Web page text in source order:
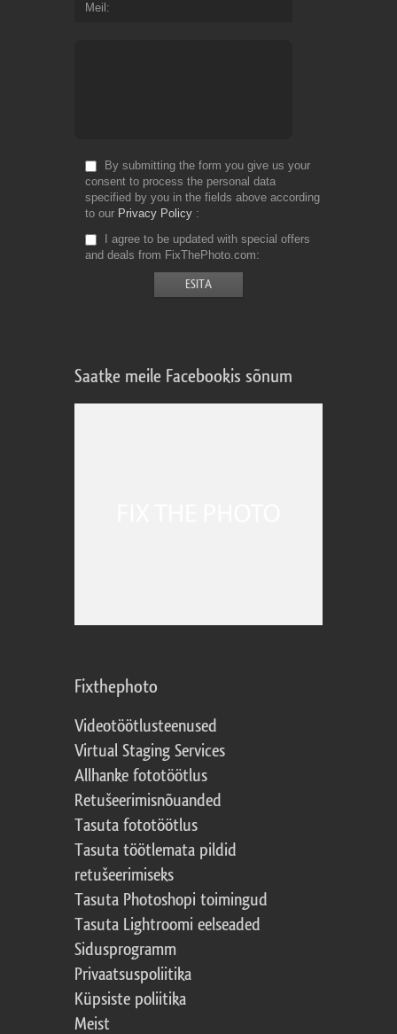
Meil
By submitting the form you give us your
consent to process the personal data
specified by you in the fields above according
to our Privacy Policy
I agree to be updated with special offers
and deals from FixThePhoto.com
Saatke meile Facebookis sõnum
Fixthephoto
Videotöötlusteenused
Virtual Staging Services
Allhanke fototöötlus
Retušeerimisnõuanded
Tasuta fototöötlus
Tasuta töötlemata pildid
retušeerimiseks
Tasuta Photoshopi toimingud
Tasuta Lightroomi eelseaded
Sidusprogramm
Privaatsuspoliitika
Küpsiste poliitika
Meist